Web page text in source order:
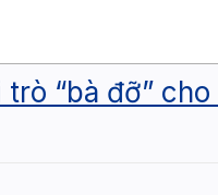
“bà đỡ”